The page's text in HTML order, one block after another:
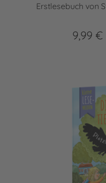
Erstlesebuch von
9,99 €